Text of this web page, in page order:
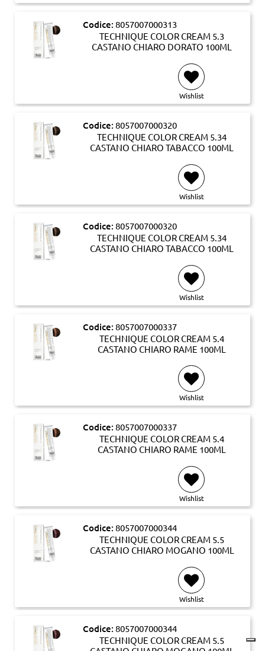
Codice: 8057007000313
TECHNIQUE COLOR CREAM 5.3
CASTANO CHIARO DORATO 100ML
Wishlist
Codice: 8057007000320
TECHNIQUE COLOR CREAM 5.34
CASTANO CHIARO TABACCO 100ML
Wishlist
Codice: 8057007000320
TECHNIQUE COLOR CREAM 5.34
CASTANO CHIARO TABACCO 100ML
Wishlist
Codice: 8057007000337
TECHNIQUE COLOR CREAM 5.4
CASTANO CHIARO RAME 100ML
Wishlist
Codice: 8057007000337
TECHNIQUE COLOR CREAM 5.4
CASTANO CHIARO RAME 100ML
Wishlist
Codice: 8057007000344
TECHNIQUE COLOR CREAM 5.5
CASTANO CHIARO MOGANO 100ML
Wishlist
Codice: 8057007000344
TECHNIQUE COLOR CREAM 5.5